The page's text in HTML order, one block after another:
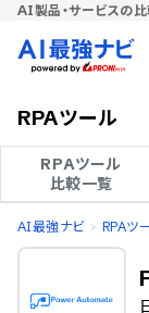
AI製品・サービスの
RPAツール
RPAツール
比較一覧
AI最強ナビ RPAツ